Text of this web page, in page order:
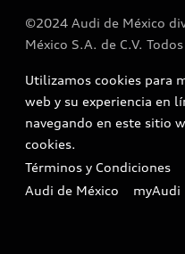
Accessories
Service and Parts
Roadside Assistance
In-Use Verification
©2024 Audi de México
México S.A. de C.V.
Utilizamos cookies para
web y su experiencia en
navegando en este sitio
cookies.
Términos y Condiciones
Audi de México
myAudi